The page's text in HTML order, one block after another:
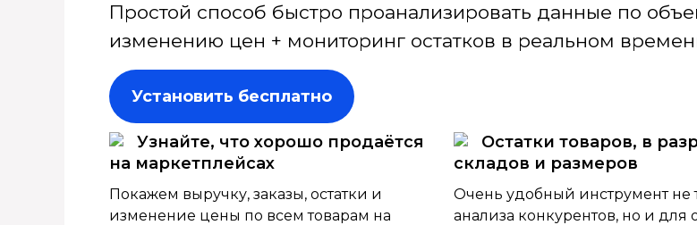
Простой способ быстро проанализировать данные по
изменению цен + мониторинг остатков в реальном
Установить бесплатно
Узнайте, что хорошо продаётся
на маркетплейсах
Покажем выручку, заказы, остатки и
изменение цены по всем товарам на
Остатки товаров, в
складов и размеров
Очень удобный инструмент не
анализа конкурентов, но и для